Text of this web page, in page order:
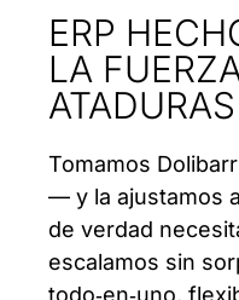
ERP
LA
ATADURAS
Tomamos
— y la ajustamos
de verdad
escalamos sin
todo‑en‑uno,